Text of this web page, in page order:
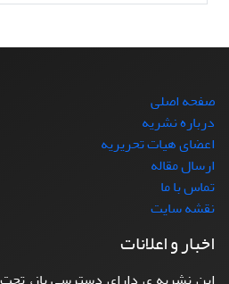
صفحه اصلی
درباره نشریه
اعضای هیات تحریریه
ارسال مقاله
تماس با ما
نقشه سایت
اخبار و اعلانات